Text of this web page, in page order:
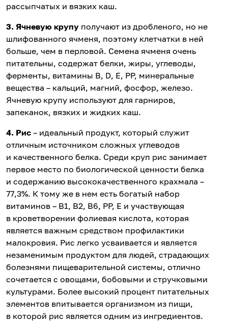
рассыпчатых и вязких каш.
3. Ячневую крупу получают из дробленого, но не
шлифованного ячменя, поэтому клетчатки в ней
больше, чем в перловой. Семена ячменя очень
питательны, содержат белки, жиры, углеводы,
ферменты, витамины В, D, Е, РР, минеральные
вещества – кальций, магний, фосфор, железо.
Ячневую крупу используют для гарниров,
запеканок, вязких и жидких каш.
4. Рис – идеальный продукт, который служит
отличным источником сложных углеводов
и качественного белка. Среди круп рис занимает
первое место по биологической ценности белка
и содержанию высококачественного крахмала –
77,3%. К тому же в нем есть богатый набор
витаминов – B1, В2, В6, РР, Е и участвующая
в кроветворении фолиевая кислота, которая
является важным средством профилактики
малокровия. Рис легко усваивается и является
незаменимым продуктом для людей, страдающих
болезнями пищеварительной системы, отлично
сочетается с овощами, бобовыми и стручковыми
культурами. Более высокий процент питательных
элементов впитывается организмом из пищи,
в которой рис является одним из ингредиентов.